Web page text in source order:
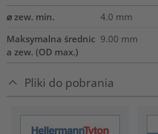
⌀ zew. min. 4.0 mm
Maksymalna średnic
a zew. (OD max.)
9.00 mm
Pliki do pobrania